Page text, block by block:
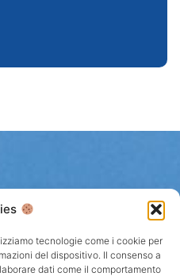
tecnologie come i cookie per
del dispositivo. Il consenso a
dati come il comportamento